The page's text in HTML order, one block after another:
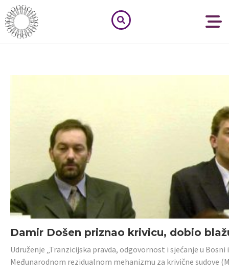
Damir Došen priznao krivicu, dobio
Udruženje „Tranzicijska pravda, odgovornost i sjećanje u
Međunarodnom rezidualnom mehanizmu za krivične sudove